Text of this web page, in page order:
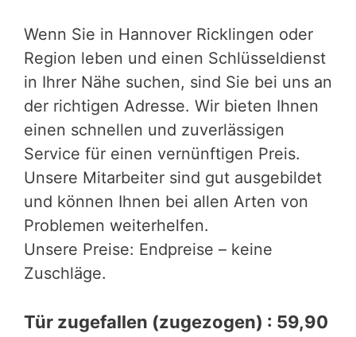
Wenn Sie in Hannover Ricklingen oder
Region leben und einen Schlüsseldienst
in Ihrer Nähe suchen, sind Sie bei uns an
der richtigen Adresse. Wir bieten Ihnen
einen schnellen und zuverlässigen
Service für einen vernünftigen Preis.
Unsere Mitarbeiter sind gut ausgebildet
und können Ihnen bei allen Arten von
Problemen weiterhelfen.
Unsere Preise: Endpreise – keine
Zuschläge.
Tür zugefallen (zugezogen) : 59,90